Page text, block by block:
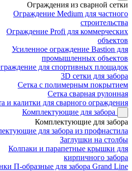
Ограждения из сварной сетки
Ограждение Medium для частного
строительства
Ограждение Profi для коммерческих
объектов
Усиленное ограждение Bastion для
промышленных объектов
для спортивных площадок
3D сетки для забора
Сетка с полимерным покрытием
Сетка сварная рулонная
и калитки для сварного ограждения
Комплектующие для забора
Комплектующие для забора
для забора из профнастила
Заглушки на столбы
Колпаки и парапетные крышки для
кирпичного забора
П-образные для забора Grand Line